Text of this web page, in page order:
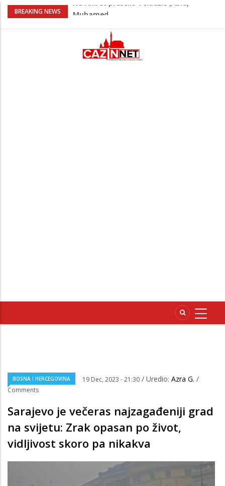
BREAKING NEWS
U Americi na Ahiret preselila Dervišević
Milionske odluke na sjednici Vlade USK:
Evo kome je dodijeljen novac
Američki kongresmeni traže od Trumpa:
BOSNA I HERCEGOVINA 19 Dec, 2023 - 21:30 / Uredio: Azra G. /
Comments
Sarajevo je večeras najzagađeniji grad
na svijetu: Zrak opasan po život,
vidljivost skoro pa nikakva